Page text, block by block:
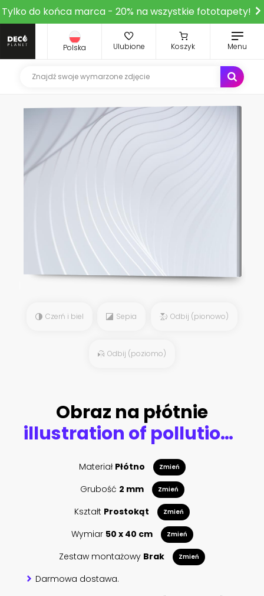
Tylko do końca marca - 20% na wszystkie fototapety!
Polska Ulubione Koszyk Menu
Czerń i biel Sepia Odbij (pionowo)
Odbij (poziomo)
Obraz na płótnie
illustration of pollution by exhaust gases the car releases a lot of smoke 3d render
Materiał Płótno Zmień
Grubość 2 mm Zmień
Kształt Prostokąt Zmień
Wymiar 50 x 40 cm Zmień
Zestaw montażowy Brak Zmień
Darmowa dostawa.